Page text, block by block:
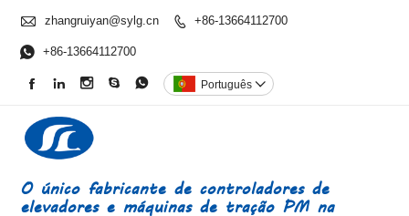
 zhangruiyan@sylg.cn  +86-13664112700
 +86-13664112700
     Português 
O único fabricante de controladores de
elevadores e máquinas de tração PM na